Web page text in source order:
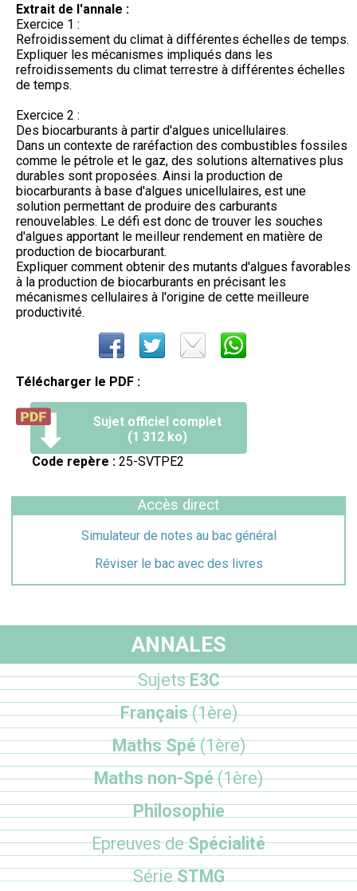
Extrait de l'annale :
Exercice 1 :
Refroidissement du climat à différentes échelles de temps.
Expliquer les mécanismes impliqués dans les
refroidissements du climat terrestre à différentes échelles
de temps.
Exercice 2 :
Des biocarburants à partir d'algues unicellulaires.
Dans un contexte de raréfaction des combustibles fossiles
comme le pétrole et le gaz, des solutions alternatives plus
durables sont proposées. Ainsi la production de
biocarburants à base d'algues unicellulaires, est une
solution permettant de produire des carburants
renouvelables. Le défi est donc de trouver les souches
d'algues apportant le meilleur rendement en matière de
production de biocarburant.
Expliquer comment obtenir des mutants d'algues favorables
à la production de biocarburants en précisant les
mécanismes cellulaires à l'origine de cette meilleure
productivité.
Télécharger le PDF :
Sujet officiel complet
(1 312 ko)
Code repère : 25-SVTPE2
Accès direct
Simulateur de notes au bac général
Réviser le bac avec des livres
ANNALES
SujetsE3C
Français(1ère)
Maths Spé(1ère)
Maths non-Spé(1ère)
Philosophie
Epreuves deSpécialité
SérieSTMG